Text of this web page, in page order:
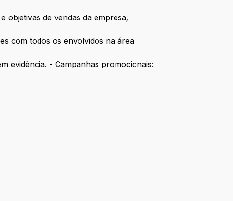
objetivas de vendas da empresa;
com todos os envolvidos na área
evidência. - Campanhas promocionais: